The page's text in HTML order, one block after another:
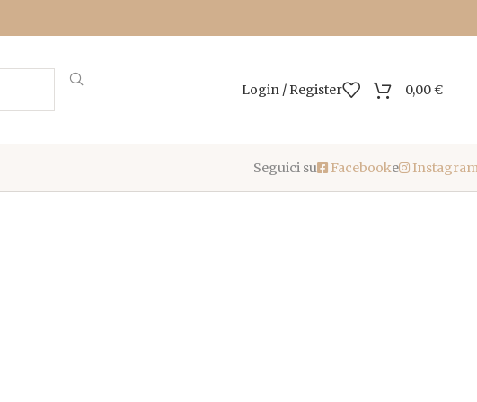
Login / Register 0,00€
Seguici su Facebooke